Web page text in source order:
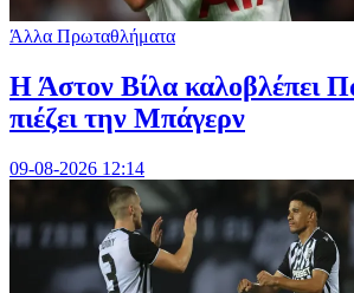
Άλλα Πρωταθλήματα
Η Άστον Βίλα καλοβλέπει
πιέζει την Μπάγερν
09-08-2026 12:14